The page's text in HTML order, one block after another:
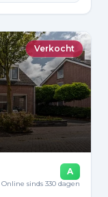
Verkocht
A
Online sinds 330 dagen